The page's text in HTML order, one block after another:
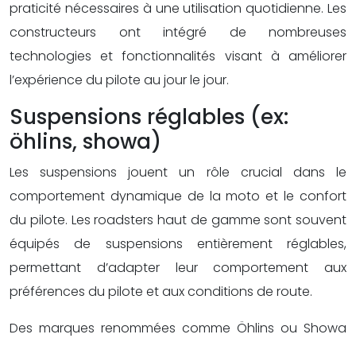
praticité nécessaires à une utilisation quotidienne. Les
constructeurs ont intégré de nombreuses
technologies et fonctionnalités visant à améliorer
l’expérience du pilote au jour le jour.
Suspensions réglables (ex:
öhlins, showa)
Les suspensions jouent un rôle crucial dans le
comportement dynamique de la moto et le confort
du pilote. Les roadsters haut de gamme sont souvent
équipés de suspensions entièrement réglables,
permettant d’adapter leur comportement aux
préférences du pilote et aux conditions de route.
Des marques renommées comme Öhlins ou Showa